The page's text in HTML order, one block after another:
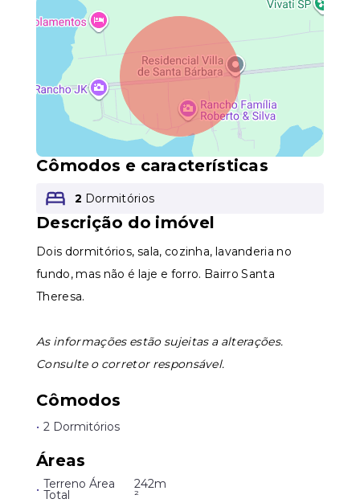
Cômodos e características
2 Dormitórios
Descrição do imóvel
Dois dormitórios, sala, cozinha, lavanderia no
fundo, mas não é laje e forro. Bairro Santa
Theresa.
As informações estão sujeitas a alterações.
Consulte o corretor responsável.
Cômodos
• 2 Dormitórios
Áreas
• Terreno Área
Total
242m
²